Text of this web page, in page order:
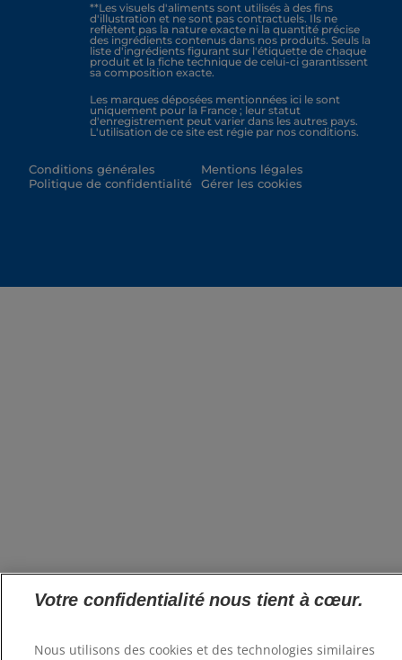
**Les visuels d'aliments sont utilisés à des fins
d'illustration et ne sont pas contractuels. Ils ne
reflètent pas la nature exacte ni la quantité précise
des ingrédients contenus dans nos produits. Seuls la
liste d'ingrédients figurant sur l'étiquette de chaque
produit et la fiche technique de celui-ci garantissent
sa composition exacte.
Les marques déposées mentionnées ici le sont
uniquement pour la France ; leur statut
d'enregistrement peut varier dans les autres pays.
L'utilisation de ce site est régie par nos conditions.
Conditions générales
Politique de confidentialité
Mentions légales
Gérer les cookies
Votre confidentialité nous tient à cœur.
Nous utilisons des cookies et des technologies similaires